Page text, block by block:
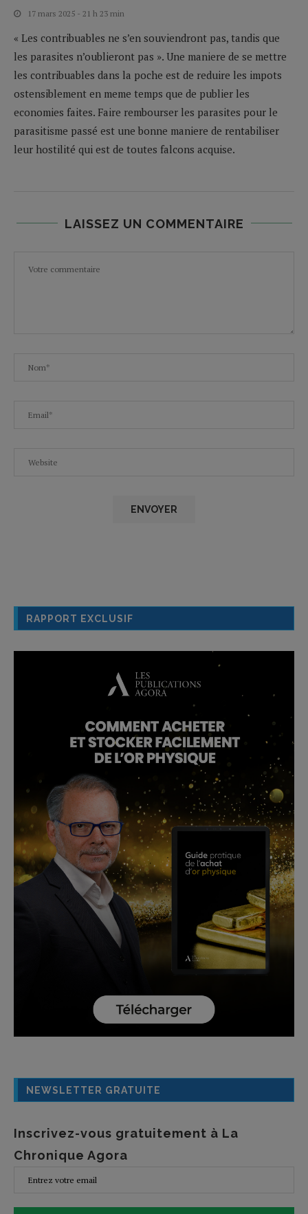
17 mars 2025 - 21 h 23 min
« Les contribuables ne s’en souviendront pas, tandis que
les parasites n’oublieront pas ». Une maniere de se mettre
les contribuables dans la poche est de reduire les impots
ostensiblement en meme temps que de publier les
economies faites. Faire rembourser les parasites pour le
parasitisme passé est une bonne maniere de rentabiliser
leur hostilité qui est de toutes falcons acquise.
LAISSEZ UN COMMENTAIRE
RAPPORT EXCLUSIF
NEWSLETTER GRATUITE
Inscrivez-vous gratuitement à La
Chronique Agora